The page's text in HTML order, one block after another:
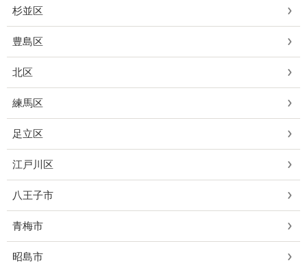
杉並区
豊島区
北区
練馬区
足立区
江戸川区
八王子市
青梅市
昭島市